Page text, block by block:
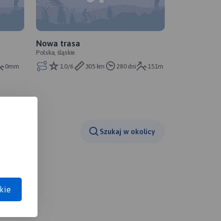
0mm
Nowa trasa
Polska, śląskie
1.0/6
305 km 280 dni 151m
Szukaj w okolicy